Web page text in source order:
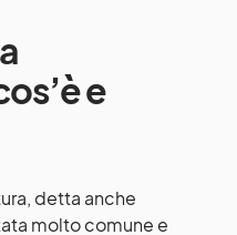
e
detta anche
molto comune e